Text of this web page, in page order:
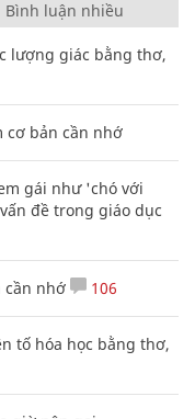
Bình luận nhiều
lượng giác bằng thơ,
cơ bản cần nhớ
gái như 'chó với
đề trong giáo dục
cần nhớ 106
tố hóa học bằng thơ,